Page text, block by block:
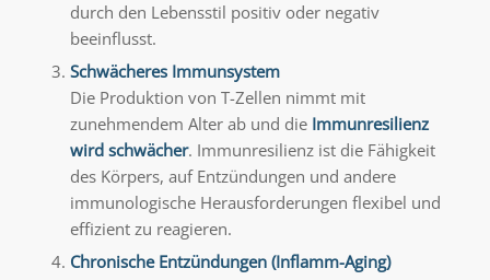
durch den Lebensstil positiv oder negativ
beeinflusst.
Schwächeres Immunsystem
Die Produktion von T-Zellen nimmt mit
zunehmendem Alter ab und die Immunresilienz
wird schwächer. Immunresilienz ist die Fähigkeit
des Körpers, auf Entzündungen und andere
immunologische Herausforderungen flexibel und
effizient zu reagieren.
Chronische Entzündungen (Inflamm-Aging)